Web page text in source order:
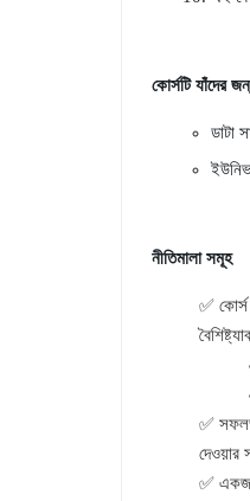
কোর্সটি যাঁদের
ডাটা
নীতিমালা সমূহ
✅ কোর্স
✅
দেওয়ার
✅ একজন